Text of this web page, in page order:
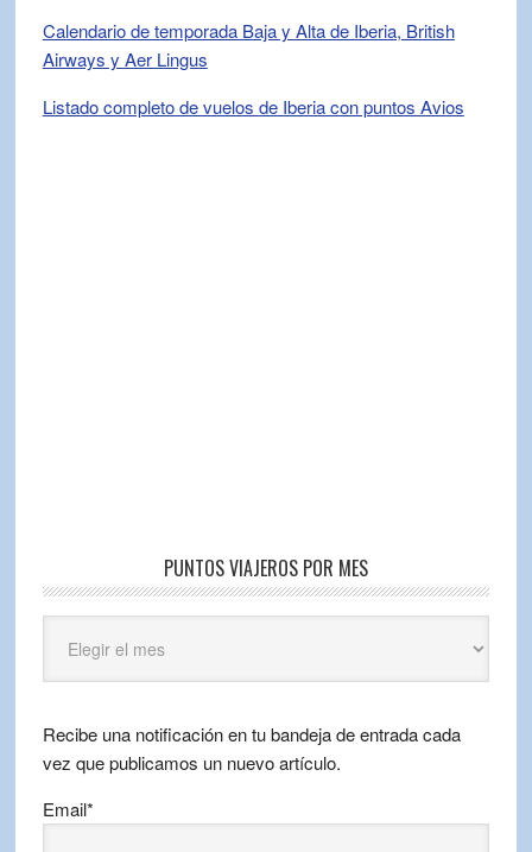
Calendario de temporada Baja y Alta de Iberia, British
Airways y Aer Lingus
Listado completo de vuelos de Iberia con puntos Avios
PUNTOS VIAJEROS POR MES
Viajeros
por
Recibe una notificación en tu bandeja de entrada cada
vez que publicamos un nuevo artículo.
Email*